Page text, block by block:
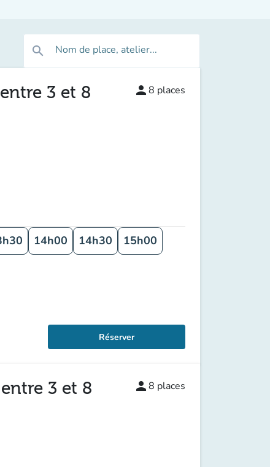
search Nom de place, atelier...
3 et 8
person8 places
14h00 14h30
15h00
Réserver
3 et 8
person8 places